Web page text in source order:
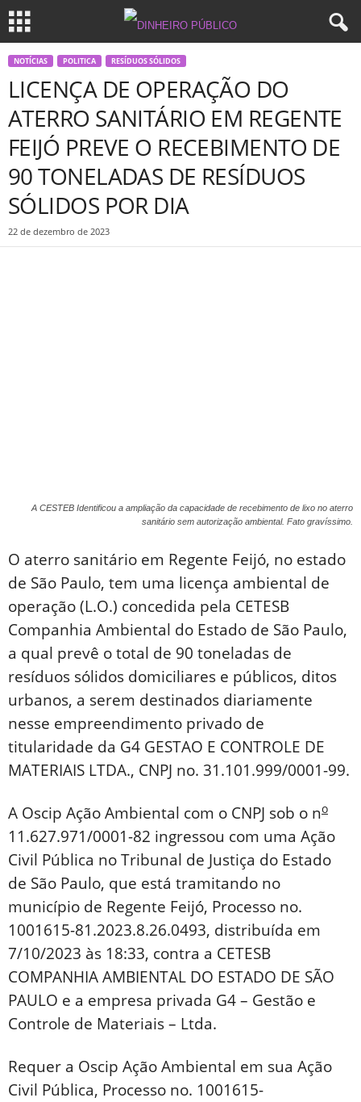
NOTÍCIAS POLITICA RESÍDUOS SÓLIDOS
LICENÇA DE OPERAÇÃO DO
ATERRO SANITÁRIO EM REGENTE
FEIJÓ PREVE O RECEBIMENTO DE
90 TONELADAS DE RESÍDUOS
SÓLIDOS POR DIA
22 de dezembro de 2023
A CESTEB Identificou a ampliação da capacidade de recebimento de lixo no aterro
sanitário sem autorização ambiental. Fato gravíssimo.
O aterro sanitário em Regente Feijó, no estado
de São Paulo, tem uma licença ambiental de
operação (L.O.) concedida pela CETESB
Companhia Ambiental do Estado de São Paulo,
a qual prevê o total de 90 toneladas de
resíduos sólidos domiciliares e públicos, ditos
urbanos, a serem destinados diariamente
nesse empreendimento privado de
titularidade da G4 GESTAO E CONTROLE DE
MATERIAIS LTDA., CNPJ no. 31.101.999/0001-99.
A Oscip Ação Ambiental com o CNPJ sob o no
11.627.971/0001-82 ingressou com uma Ação
Civil Pública no Tribunal de Justiça do Estado
de São Paulo, que está tramitando no
município de Regente Feijó, Processo no.
1001615-81.2023.8.26.0493, distribuída em
7/10/2023 às 18:33, contra a CETESB
COMPANHIA AMBIENTAL DO ESTADO DE SÃO
PAULO e a empresa privada G4 – Gestão e
Controle de Materiais – Ltda.
Requer a Oscip Ação Ambiental em sua Ação
Civil Pública, Processo no. 1001615-